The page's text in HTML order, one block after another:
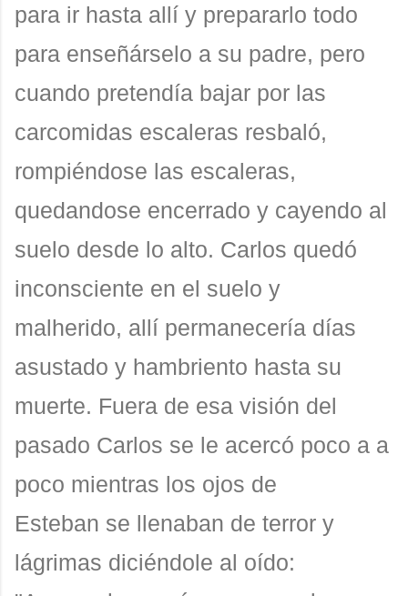
para ir hasta allí y prepararlo todo
para enseñárselo a su padre, pero
cuando pretendía bajar por las
carcomidas escaleras resbaló,
rompiéndose las escaleras,
quedandose encerrado y cayendo al
suelo desde lo alto. Carlos quedó
inconsciente en el suelo y
malherido, allí permanecería días
asustado y hambriento hasta su
muerte. Fuera de esa visión del
pasado Carlos se le acercó poco a a
poco mientras los ojos de
Esteban se llenaban de terror y
lágrimas diciéndole al oído: